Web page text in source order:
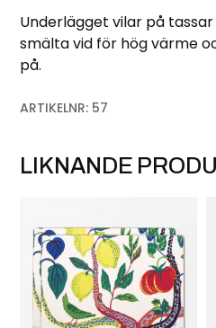
Underlägget vilar på
smälta vid för hög värme
på.
ARTIKELNR: 57
LIKNANDE